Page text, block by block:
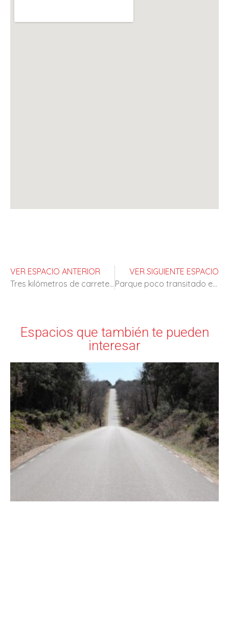
VER ESPACIO ANTERIOR
Tres kilómetros de carretera en desuso
VER SIGUIENTE ESPACIO
Parque poco transitado en Madrid
Espacios que también te pueden
interesar